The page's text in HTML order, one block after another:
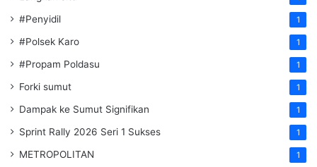
#Penyidil 1
#Polsek Karo 1
#Propam Poldasu 1
Forki sumut 1
Dampak ke Sumut Signifikan 1
Sprint Rally 2026 Seri 1 Sukses 1
METROPOLITAN 1